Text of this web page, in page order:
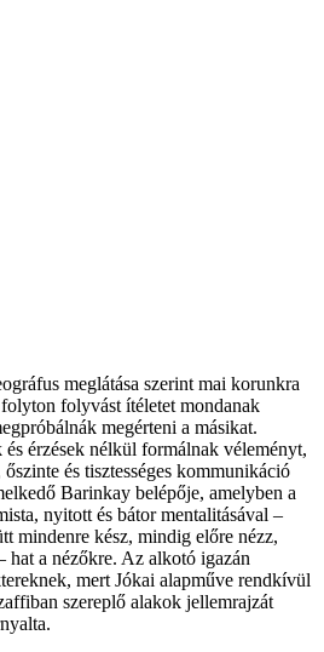
áfus meglátása szerint mai korunkra
folyton folyvást ítéletet mondanak
megérteni a másikat.
érzések nélkül formálnak véleményt,
őszinte és tisztességes kommunikáció
ő Barinkay belépője, amelyben a
nyitott és bátor mentalitásával –
mindenre kész, mindig előre nézz,
hat a nézőkre. Az alkotó igazán
mert Jókai alapműve rendkívül
szereplő alakok jellemrajzát